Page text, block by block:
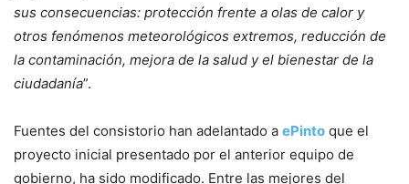
sus consecuencias: protección frente a olas de calor y
otros fenómenos meteorológicos extremos, reducción de
la contaminación, mejora de la salud y el bienestar de la
ciudadanía”.
Fuentes del consistorio han adelantado a ePinto que el
proyecto inicial presentado por el anterior equipo de
gobierno, ha sido modificado. Entre las mejores del